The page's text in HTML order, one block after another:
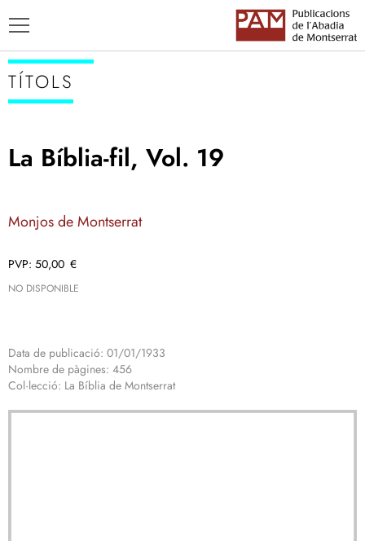
ENSENYAMENT CATALÀ
TÍTOLS
La Bíblia-fil, Vol. 19
Monjos de Montserrat
50,00 €
NO DISPONIBLE
Data de publicació: 01/01/1933
Nombre de pàgines: 456
Col·lecció: La Bíblia de Montserrat